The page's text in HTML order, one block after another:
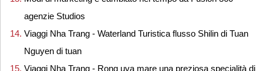
agenzie Studios
Viaggi Nha Trang - Waterland Turistica flusso Shilin di Tuan
Nguyen di tuan
Viaggi Nha Trang - Rong uva mare una preziosa specialità di